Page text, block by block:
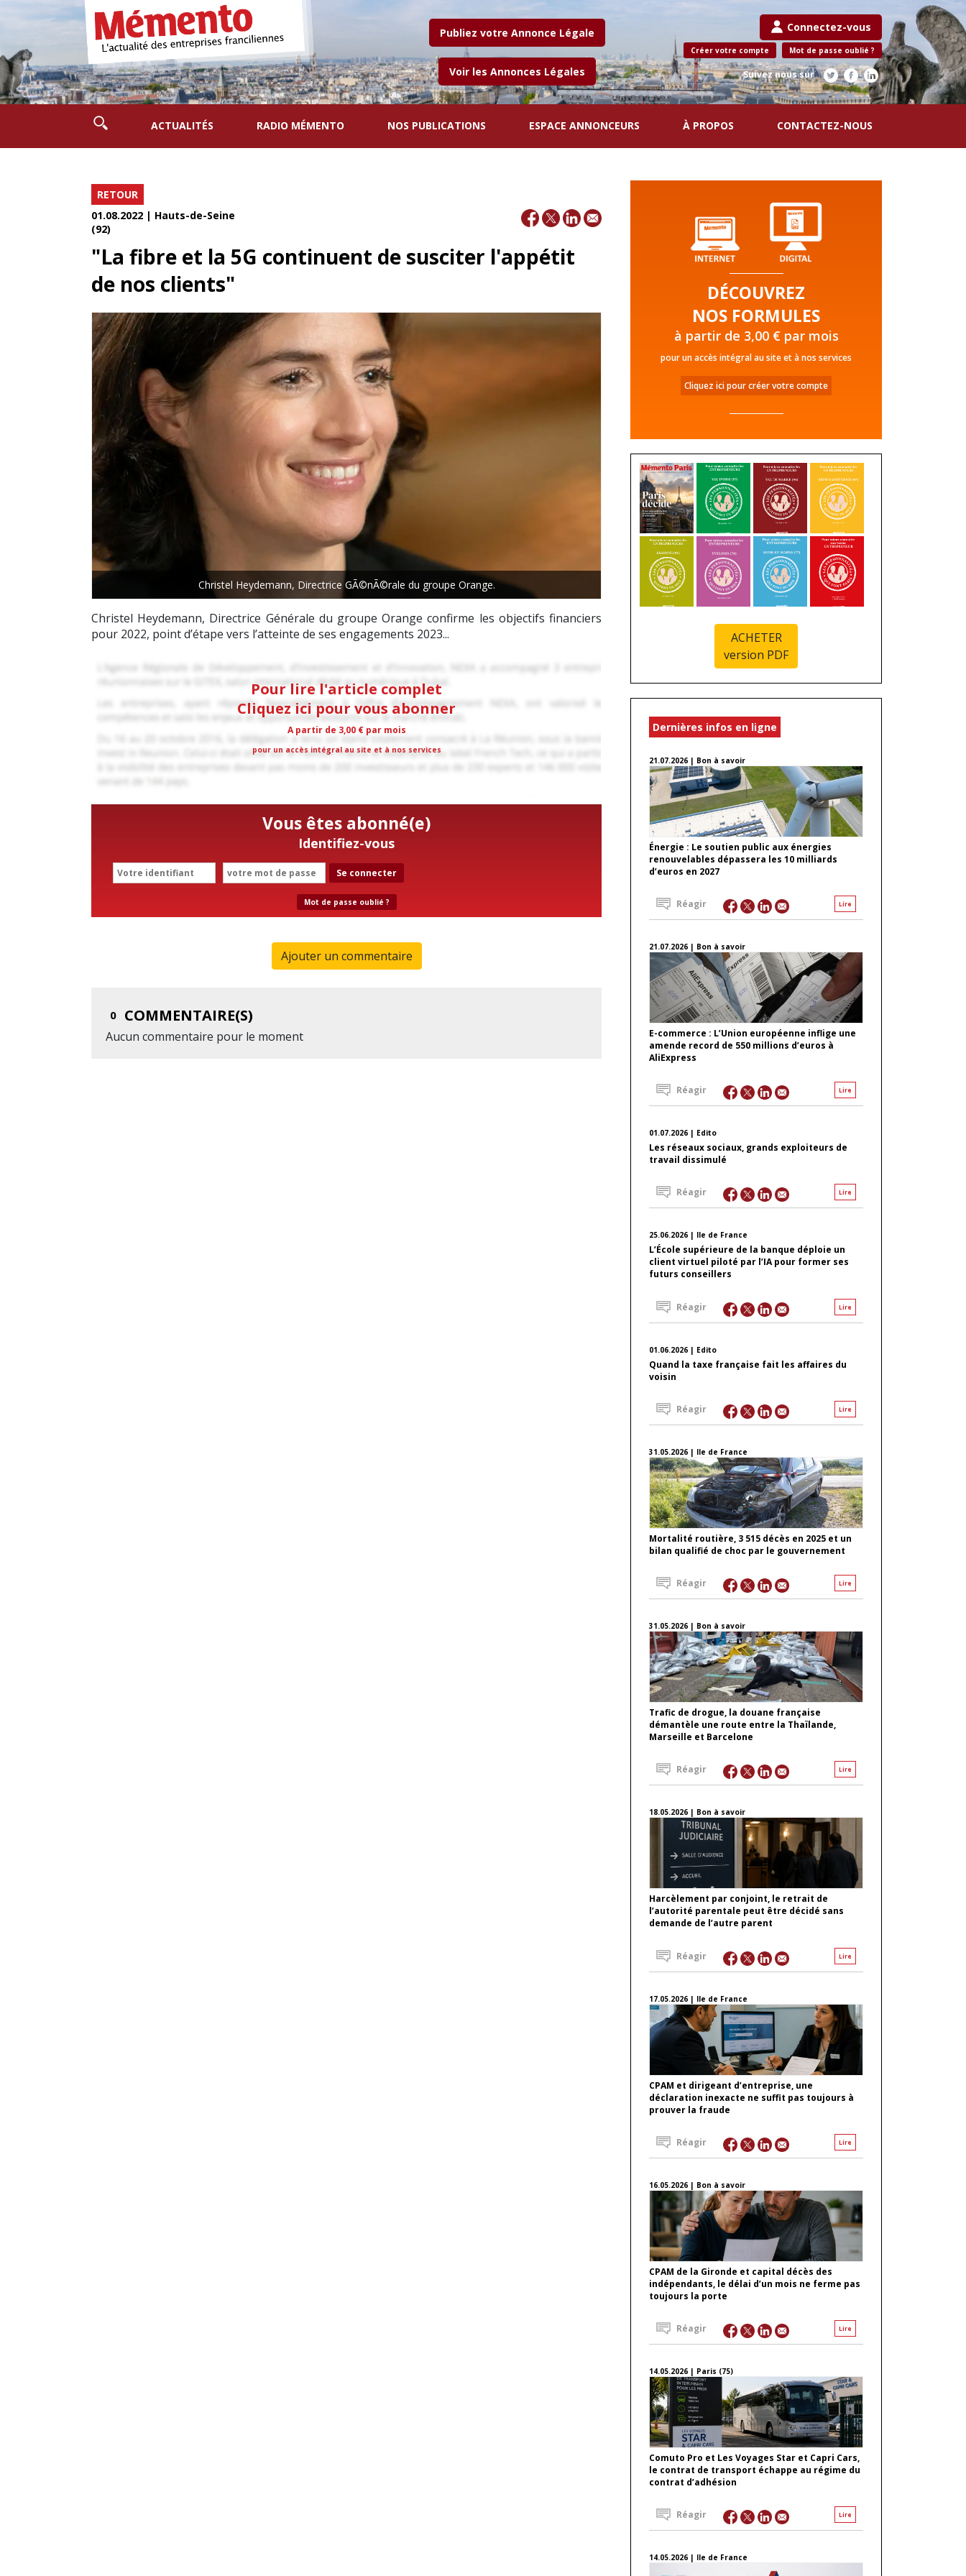
Publiez votre Annonce Légale
Voir les Annonces Légales
Connectez-vous
Créer votre compte Mot de passe oublié ?
Suivez nous sur
ACTUALITÉS RADIO MÉMENTO NOS PUBLICATIONS ESPACE ANNONCEURS À PROPOS CONTACTEZ-NOUS
RETOUR
01.08.2022 | Hauts-de-Seine
(92)
"La fibre et la 5G continuent de susciter l'appétit
de nos clients"
Christel Heydemann, Directrice GÃ©nÃ©rale du groupe Orange.
Christel Heydemann, Directrice Générale du groupe Orange confirme les objectifs financiers
pour 2022, point d’étape vers l’atteinte de ses engagements 2023...
Pour lire l'article complet
Cliquez ici pour vous abonner
A partir de 3,00 € par mois
pour un accès intégral au site et à nos services
Vous êtes abonné(e)
Identifiez-vous
Se connecter
Mot de passe oublié ?
Ajouter un commentaire
0 COMMENTAIRE(S)
Aucun commentaire pour le moment
DÉCOUVREZ
NOS FORMULES
à partir de 3,00 € par mois
pour un accès intégral au site et à nos services
Cliquez ici pour créer votre compte
ACHETER
version PDF
Dernières infos en ligne
21.07.2026 | Bon à savoir
Énergie : Le soutien public aux énergies
renouvelables dépassera les 10 milliards
d’euros en 2027
Lire
Réagir
21.07.2026 | Bon à savoir
E-commerce : L’Union européenne inflige une
amende record de 550 millions d’euros à
AliExpress
Lire
Réagir
01.07.2026 | Edito
Les réseaux sociaux, grands exploiteurs de
travail dissimulé
Lire
Réagir
25.06.2026 | Ile de France
L’École supérieure de la banque déploie un
client virtuel piloté par l’IA pour former ses
futurs conseillers
Lire
Réagir
01.06.2026 | Edito
Quand la taxe française fait les affaires du
voisin
Lire
Réagir
31.05.2026 | Ile de France
Mortalité routière, 3 515 décès en 2025 et un
bilan qualifié de choc par le gouvernement
Lire
Réagir
31.05.2026 | Bon à savoir
Trafic de drogue, la douane française
démantèle une route entre la Thaïlande,
Marseille et Barcelone
Lire
Réagir
18.05.2026 | Bon à savoir
Harcèlement par conjoint, le retrait de
l’autorité parentale peut être décidé sans
demande de l’autre parent
Lire
Réagir
17.05.2026 | Ile de France
CPAM et dirigeant d’entreprise, une
déclaration inexacte ne suffit pas toujours à
prouver la fraude
Lire
Réagir
16.05.2026 | Bon à savoir
CPAM de la Gironde et capital décès des
indépendants, le délai d’un mois ne ferme pas
toujours la porte
Lire
Réagir
14.05.2026 | Paris (75)
Comuto Pro et Les Voyages Star et Capri Cars,
le contrat de transport échappe au régime du
contrat d’adhésion
Lire
Réagir
14.05.2026 | Ile de France